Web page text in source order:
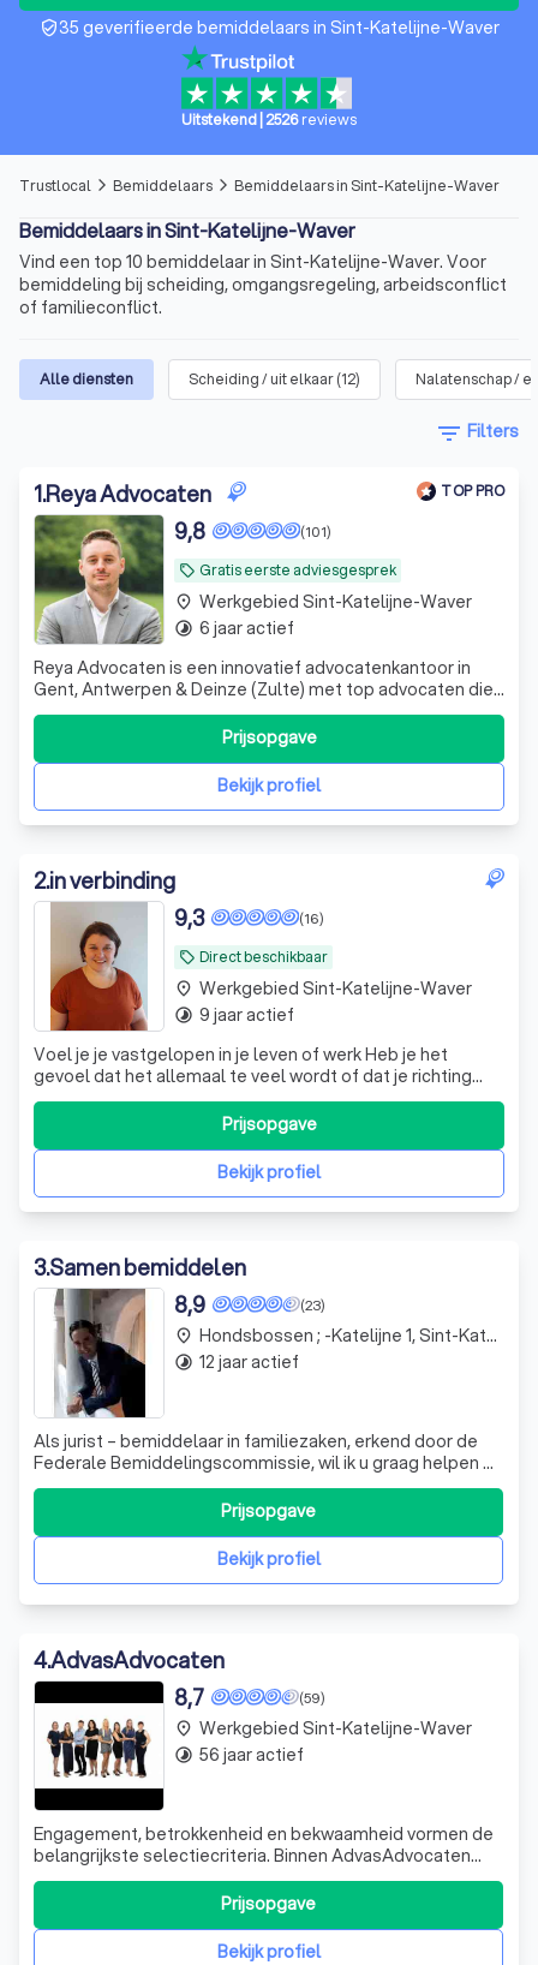
verified_user35 geverifieerde bemiddelaars in Sint-Katelijne-Waver
Uitstekend 2526reviews
Trustlocal arrow_forward_ios Bemiddelaars arrow_forward_ios Bemiddelaars in Sint-Katelijne-Waver
Bemiddelaars in Sint-Katelijne-Waver
Vind een top 10 bemiddelaar in Sint-Katelijne-Waver. Voor
bemiddeling bij scheiding, omgangsregeling, arbeidsconflict
of familieconflict.
Alle diensten Scheiding / uit elkaar(12) Nalatenschap /
filter_list Filters
1.Reya Advocaten TOP PRO
local_offer Gratis eerste adviesgesprek
(101)
9,8
Reya Advocaten is een innovatief advocatenkantoor in
Gent, Antwerpen & Deinze (Zulte) met top advocaten die
ondernemers en particulieren over heel Vlaanderen
bijstaat met hun vragen en problemen rond verkeersrecht,
vastgoedrecht en ondernemingsrecht in brede zin.
Bekijk profiel
Prijsopgave
place Werkgebied Sint-Katelijne-Waver
timelapse 6 jaar actief
2.in verbinding
local_offer Direct beschikbaar
(16)
9,3
Voel je je vastgelopen in je leven of werk Heb je het
gevoel dat het allemaal te veel wordt of dat je richting
kwijt bent Ik begeleid volwassenen die opnieuw rust,
overzicht en beweging willen krijgen
Bekijk profiel
Prijsopgave
place Werkgebied Sint-Katelijne-Waver
timelapse 9 jaar actief
3.Samen bemiddelen
(23)
8,9
Als jurist – bemiddelaar in familiezaken, erkend door de
Federale Bemiddelingscommissie, wil ik u graag helpen bij
het ontwarren en oplossen van geschillen en conflicten
om zo tot een goede regeling te komen voor alle partijen.
Een ander belangrijk voordeel van bemiddeling is dat de
partijen het ve
Bekijk profiel
Prijsopgave
place Hondsbossen ; -Katelijne 1, Sint-Katelijne-Waver
timelapse 12 jaar actief
4.AdvasAdvocaten
(59)
8,7
Engagement, betrokkenheid en bekwaamheid vormen de
belangrijkste selectiecriteria. Binnen AdvasAdvocaten
werken de advocaten nauw samen. Elk dossier wordt
gezamenlijk – en strikt vertrouwelijk – besproken op het
interne advocatenoverleg. Deze aanpak vergroot de
kwaliteit van de dossiers. Zes advocat
Bekijk profiel
Prijsopgave
place Werkgebied Sint-Katelijne-Waver
timelapse 56 jaar actief